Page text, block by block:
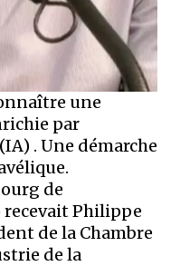
une
par
. Une démarche
de
recevait Philippe
de la Chambre
de la